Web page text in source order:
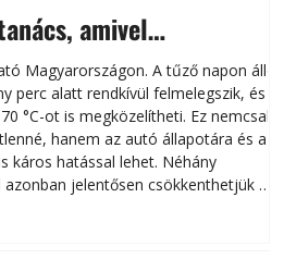
amivel
a nyári károktól
Magyarországon. A tűző napon álló
perc alatt rendkívül felmelegszik, és
°C-ot is megközelítheti. Ez nemcsak
hanem az autó állapotára és a
káros hatással lehet. Néhány
jelentősen csökkenthetjük a